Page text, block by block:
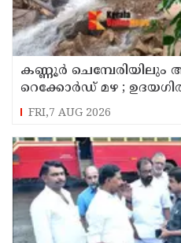
കണ്ണൂർ ചെമ്പേരിയിലും
റെക്കോർഡ് മഴ ;
ഉരുൾപൊട്ടൽ; 13 പേരെ
FRI,7 AUG 2026